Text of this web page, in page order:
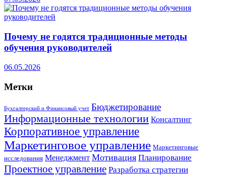
Почему не годятся традиционные методы
обучения руководителей
06.05.2026
Метки
Бухгалтерский и Финансовый учет Бюджетирование
Информационные технологии Консалтинг
Корпоративное управление
Маркетинговое управление Маркетинговые
исследования Менеджмент Мотивация Планирование
Проектное управление Разработка стратегии